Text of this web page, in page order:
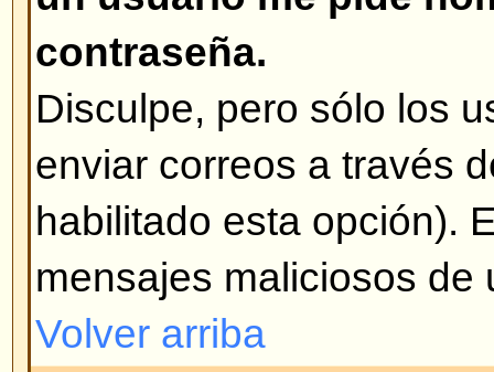
sólo los administradores y
modificar la encuesta. Esto es
falsificación de resultados de
de la edición de la misma a
¿Por qué no puedo acceder a
Algunos foros están limitados a
grupos de usuarios. Para